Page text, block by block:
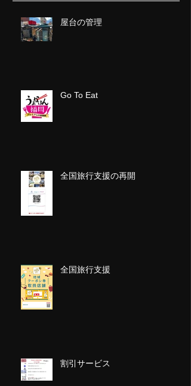
屋台の管理
Go To Eat
全国旅行支援の再開
全国旅行支援
割引サービス